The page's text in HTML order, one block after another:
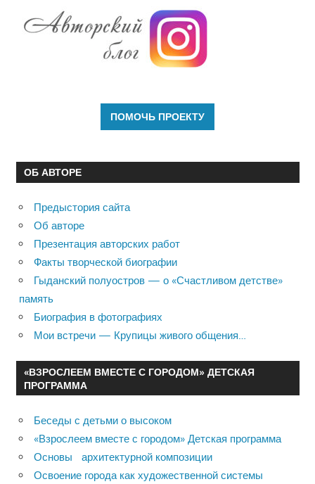
ОБ АВТОРЕ
Предыстория сайта
Об авторе
Презентация авторских работ
Факты творческой биографии
Гыданский полуостров — о «Счастливом детстве»
память
Биография в фотографиях
Мои встречи — Крупицы живого общения…
«ВЗРОСЛЕЕМ ВМЕСТЕ С ГОРОДОМ» ДЕТСКАЯ
ПРОГРАММА
Беседы с детьми о высоком
«Взрослеем вместе с городом» Детская программа
Основы архитектурной композиции
Освоение города как художественной системы